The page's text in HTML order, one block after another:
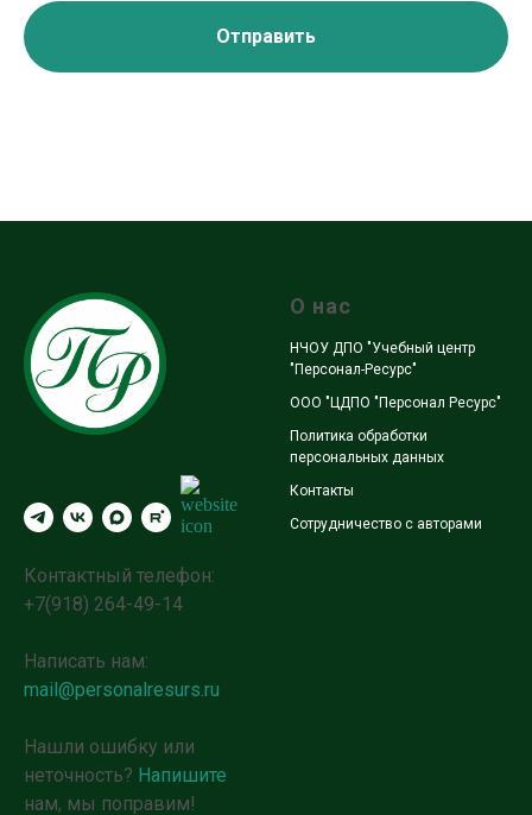
Отправить
Контактный телефон:
+7(918) 264-49-14
Написать нам:
mail@personalresurs.ru
Нашли ошибку или
неточность? Напишите
нам, мы поправим!
О нас
НЧОУ ДПО "Учебный центр
"Персонал-Ресурс"
ООО "ЦДПО "Персонал Ресурс"
Политика обработки
персональных данных
Контакты
Сотрудничество с авторами